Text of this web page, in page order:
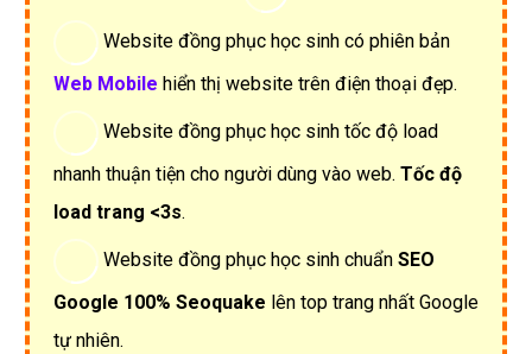
Website đồng phục học sinh có phiên bản
Web Mobile hiển thị website trên điện thoại đẹp.
Website đồng phục học sinh tốc độ load
nhanh thuận tiện cho người dùng vào web. Tốc độ
load trang <3s.
Website đồng phục học sinh chuẩn SEO
Google 100% Seoquake lên top trang nhất Google
tự nhiên.